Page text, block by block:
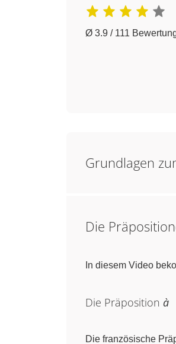
Ø 3.9 / 111
Grundlagen
Die
In diesem Video
Die Präposition à
Die französische